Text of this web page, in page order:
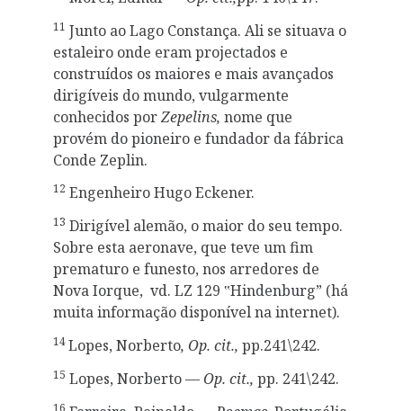
11 Junto ao Lago Constança. Ali se situava o
estaleiro onde eram projectados e
construídos os maiores e mais avançados
dirigíveis do mundo, vulgarmente
conhecidos porZepelins,nome que
provém do pioneiro e fundador da fábrica
Conde Zeplin.
12 Engenheiro Hugo Eckener.
13 Dirigível alemão, o maior do seu tempo.
Sobre esta aeronave, que teve um fim
prematuro e funesto, nos arredores de
Nova Iorque, vd. LZ 129 ‟Hindenburg” (há
muita informação disponível na internet).
14Lopes, Norberto, Op. cit., pp.241\242.
15 Lopes, Norberto —Op. cit.,pp. 241\242.
16